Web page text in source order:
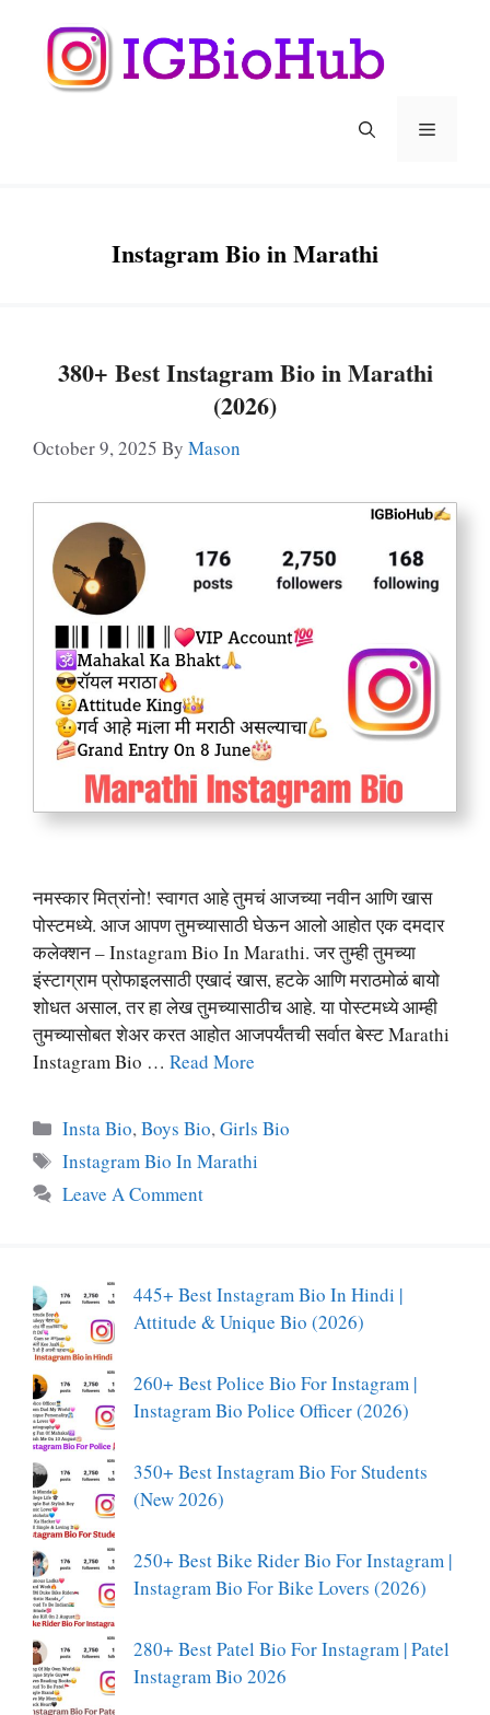
Content
Menu
Instagram Bio in Marathi
380+ Best Instagram Bio in Marathi
(2026)
October 9, 2025 By Mason
नमस्कार मित्रांनो! स्वागत आहे तुमचं आजच्या नवीन आणि खास
पोस्टमध्ये. आज आपण तुमच्यासाठी घेऊन आलो आहोत एक दमदार
कलेक्शन – Instagram Bio In Marathi. जर तुम्ही तुमच्या
इंस्टाग्राम प्रोफाइलसाठी एखादं खास, हटके आणि मराठमोळं बायो
शोधत असाल, तर हा लेख तुमच्यासाठीच आहे. या पोस्टमध्ये आम्ही
तुमच्यासोबत शेअर करत आहोत आजपर्यंतची सर्वात बेस्ट Marathi
Instagram Bio … Read More
Categories
Insta Bio,Boys Bio,Girls Bio
Tags
Instagram Bio In Marathi
Leave A Comment
445+ Best Instagram Bio In Hindi |
Attitude & Unique Bio (2026)
260+ Best Police Bio For Instagram |
Instagram Bio Police Officer (2026)
350+ Best Instagram Bio For Students
(New 2026)
250+ Best Bike Rider Bio For Instagram |
Instagram Bio For Bike Lovers (2026)
280+ Best Patel Bio For Instagram | Patel
Instagram Bio 2026